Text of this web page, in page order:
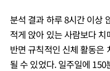
분석 결과 하루 8시간 이상
적게 앉아 있는 사람보다
반면 규칙적인 신체 활동은
될 수 있었다. 일주일에